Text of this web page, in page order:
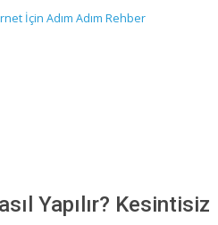
İçin Adım Adım Rehber
Yapılır? Kesintisiz